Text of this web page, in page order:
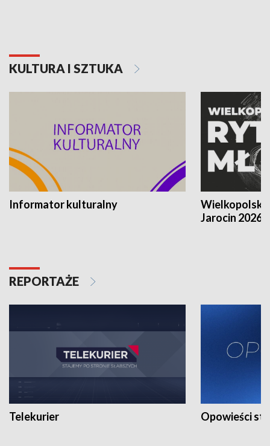
KULTURA I SZTUKA
Informator kulturalny
Jarocin 2026
REPORTAŻE
Telekurier Opowieści